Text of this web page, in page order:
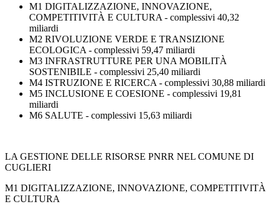
M1 DIGITALIZZAZIONE, INNOVAZIONE,
COMPETITIVITÀ E CULTURA - complessivi 40,32
miliardi
M2 RIVOLUZIONE VERDE E TRANSIZIONE
ECOLOGICA - complessivi 59,47 miliardi
M3 INFRASTRUTTURE PER UNA MOBILITÀ
SOSTENIBILE - complessivi 25,40 miliardi
M4 ISTRUZIONE E RICERCA - complessivi 30,88 miliardi
M5 INCLUSIONE E COESIONE - complessivi 19,81
miliardi
M6 SALUTE - complessivi 15,63 miliardi
LA GESTIONE DELLE RISORSE PNRR NEL COMUNE DI
CUGLIERI
M1 DIGITALIZZAZIONE, INNOVAZIONE, COMPETITIVITÀ
E CULTURA